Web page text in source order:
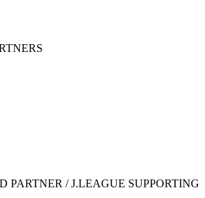
PARTNER / J.LEAGUE SUPPORTING